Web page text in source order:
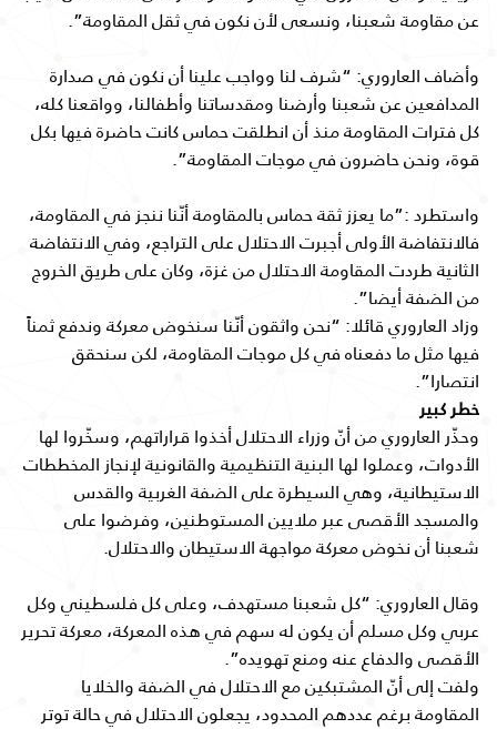
عن مقاومة شعبنا، ونسعى لأن نكون في ثقل المقاومة”.
وأضاف العاروري: “شرف لنا وواجب علينا أن نكون في صدارة
المدافعين عن شعبنا وأرضنا ومقدساتنا وأطفالنا، وواقعنا كله،
كل فترات المقاومة منذ أن انطلقت حماس كانت حاضرة فيها بكل
قوة، ونحن حاضرون في موجات المقاومة”.
واستطرد :”ما يعزز ثقة حماس بالمقاومة أنّنا ننجز في المقاومة،
فالانتفاضة الأولى أجبرت الاحتلال على التراجع، وفي الانتفاضة
الثانية طردت المقاومة الاحتلال من غزة، وكان على طريق الخروج
من الضفة أيضا”.
وزاد العاروري قائلا: “نحن واثقون أنّنا سنخوض معركة وندفع ثمناً
فيها مثل ما دفعناه في كل موجات المقاومة، لكن سنحقق
انتصارا”.
خطر كبير
وحذّر العاروري من أنّ وزراء الاحتلال أخذوا قراراتهم، وسخّروا لها
الأدوات، وعملوا لها البنية التنظيمية والقانونية لإنجاز المخططات
الاستيطانية، وهي السيطرة على الضفة الغربية والقدس
والمسجد الأقصى عبر ملايين المستوطنين، وفرضوا على
شعبنا أن نخوض معركة مواجهة الاستيطان والاحتلال.
وقال العاروري: “كل شعبنا مستهدف، وعلى كل فلسطيني وكل
عربي وكل مسلم أن يكون له سهم في هذه المعركة، معركة تحرير
الأقصى والدفاع عنه ومنع تهويده”.
ولفت إلى أنّ المشتبكين مع الاحتلال في الضفة والخلايا
المقاومة برغم عددهم المحدود، يجعلون الاحتلال في حالة توتر